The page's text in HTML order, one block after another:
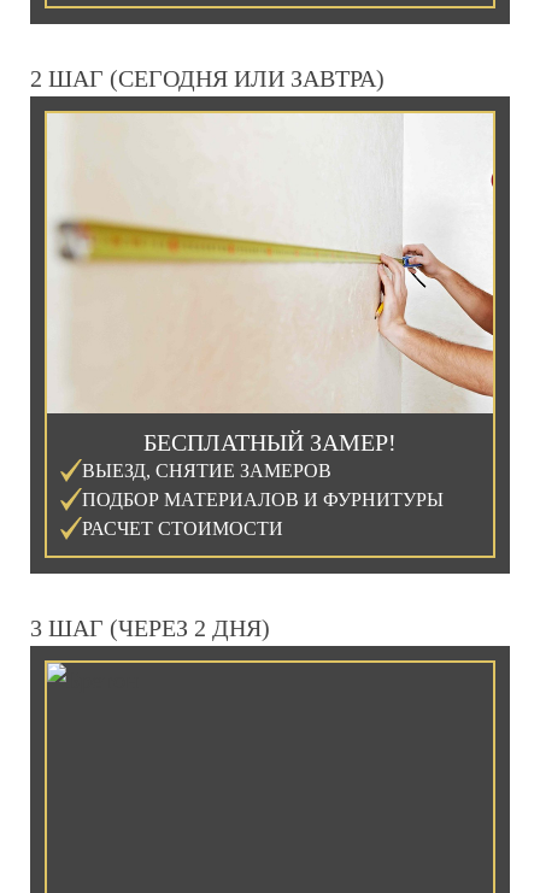
2 ШАГ (СЕГОДНЯ ИЛИ ЗАВТРА)
БЕСПЛАТНЫЙ ЗАМЕР!
ВЫЕЗД, СНЯТИЕ ЗАМЕРОВ
ПОДБОР МАТЕРИАЛОВ И ФУРНИТУРЫ
РАСЧЕТ СТОИМОСТИ
3 ШАГ (ЧЕРЕЗ 2 ДНЯ)